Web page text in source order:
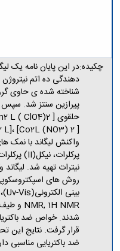
چکیده:در این پایان نامه یک
پیرازین سنتز شد.
نیترات تهیه شد.
روش های اسپکتروسکوپی
شدند. خواص ضد
قرار گرفت. نتایج این
ضد باکتریایی مناسبی